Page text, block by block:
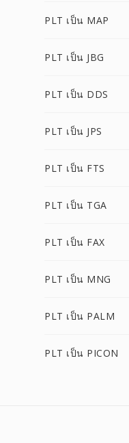
PLT เป็น MAP
PLT เป็น JBG
PLT เป็น DDS
PLT เป็น JPS
PLT เป็น FTS
PLT เป็น TGA
PLT เป็น FAX
PLT เป็น MNG
PLT เป็น PALM
PLT เป็น PICON